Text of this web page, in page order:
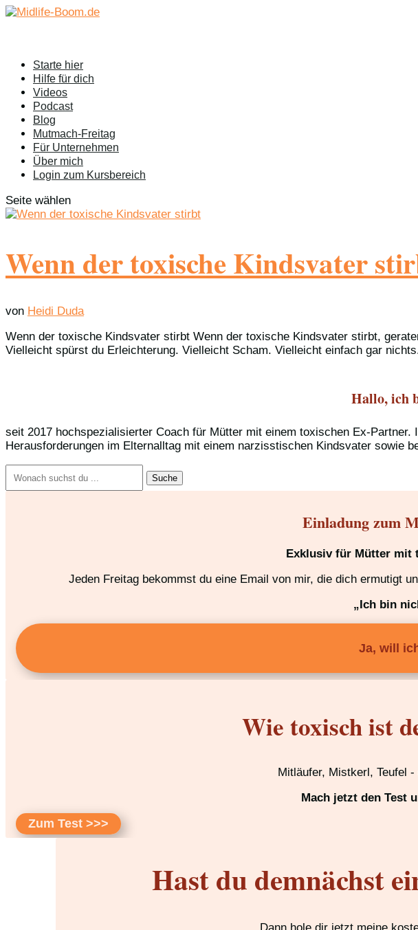
Starte hier
Hilfe für dich
Videos
Podcast
Blog
Mutmach-Freitag
Für Unternehmen
Über mich
Login zum Kursbereich
Seite wählen
Wenn der toxische Kindsvater
von Heidi Duda
Wenn der toxische Kindsvater stirbt Wenn der toxische Kindsvater stirbt,
Vielleicht spürst du Erleichterung. Vielleicht Scham. Vielleicht einfach gar
Hallo, ich
seit 2017 hochspezialisierter Coach für Mütter mit einem toxischen Ex-
Herausforderungen im Elternalltag mit einem narzisstischen Kindsvater sowie
nach:
Einladung zum
Exklusiv für Mütter mit
Jeden Freitag bekommst du eine Email von mir, die dich ermutigt
„Ich bin
Ja, will
Wie toxisch ist
Mitläufer, Mistkerl, Teufel
Mach jetzt den Test
Zum Test >>>
Hast du demnächst